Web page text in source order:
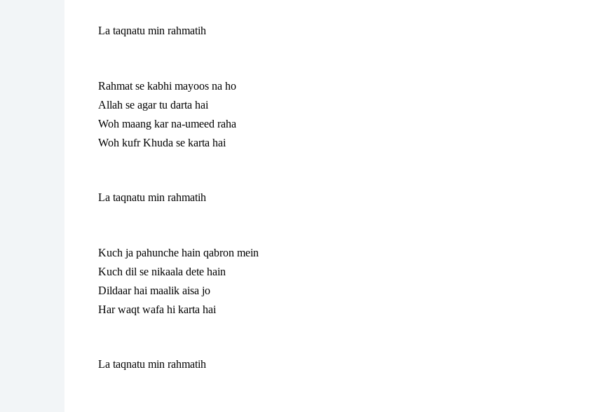
La taqnatu min rahmatih
Rahmat se kabhi mayoos na ho
Allah se agar tu darta hai
Woh maang kar na-umeed raha
Woh kufr Khuda se karta hai
La taqnatu min rahmatih
Kuch ja pahunche hain qabron mein
Kuch dil se nikaala dete hain
Dildaar hai maalik aisa jo
Har waqt wafa hi karta hai
La taqnatu min rahmatih